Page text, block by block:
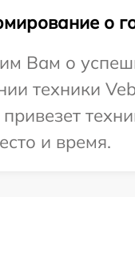
о
Вам о
техники
и время.